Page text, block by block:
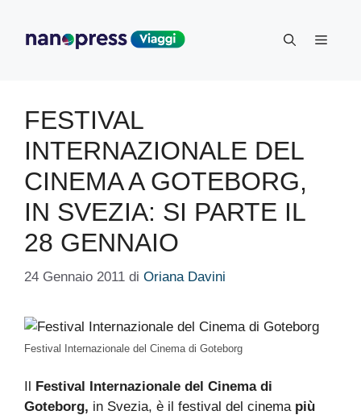
contenuto
Menu
FESTIVAL
INTERNAZIONALE DEL
CINEMA A GOTEBORG,
IN SVEZIA: SI PARTE IL
28 GENNAIO
24 Gennaio 2011 di Oriana Davini
Festival Internazionale del Cinema di Goteborg
Il Festival Internazionale del Cinema di
Goteborg, in Svezia, è il festival del cinema più